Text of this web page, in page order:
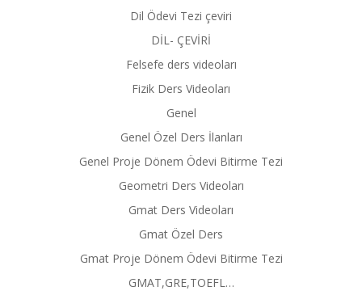
Dil Ödevi Tezi çeviri
DİL- ÇEVİRİ
Felsefe ders videoları
Fizik Ders Videoları
Genel
Genel Özel Ders İlanları
Genel Proje Dönem Ödevi Bitirme Tezi
Geometri Ders Videoları
Gmat Ders Videoları
Gmat Özel Ders
Gmat Proje Dönem Ödevi Bitirme Tezi
GMAT,GRE,TOEFL…